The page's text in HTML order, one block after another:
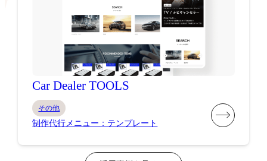
Car Dealer TOOLS
その他
制作代行メニュー：テンプレート